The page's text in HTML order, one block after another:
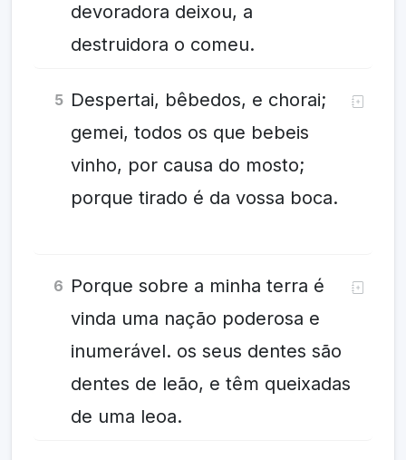
devoradora deixou, a
destruidora o comeu.
5 Despertai, bêbedos, e chorai;
gemei, todos os que bebeis
vinho, por causa do mosto;
porque tirado é da vossa boca.
6 Porque sobre a minha terra é
vinda uma nação poderosa e
inumerável. os seus dentes são
dentes de leão, e têm queixadas
de uma leoa.